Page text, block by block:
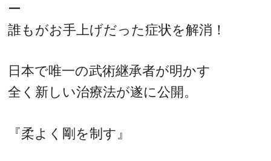
ー
誰もがお手上げだった症状を解消！
日本で唯一の武術継承者が明かす
全く新しい治療法が遂に公開。
『柔よく剛を制す』